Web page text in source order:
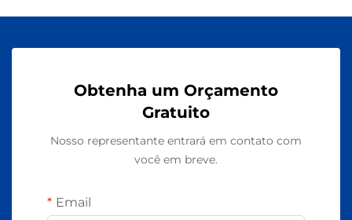
Obtenha um Orçamento
Gratuito
Nosso representante entrará em contato com
você em breve.
Email